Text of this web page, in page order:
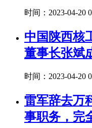
时间：2023-04-20
中国陕西核
董事长张斌
时间：2023-04-20
雷军辞去万
事职务，完